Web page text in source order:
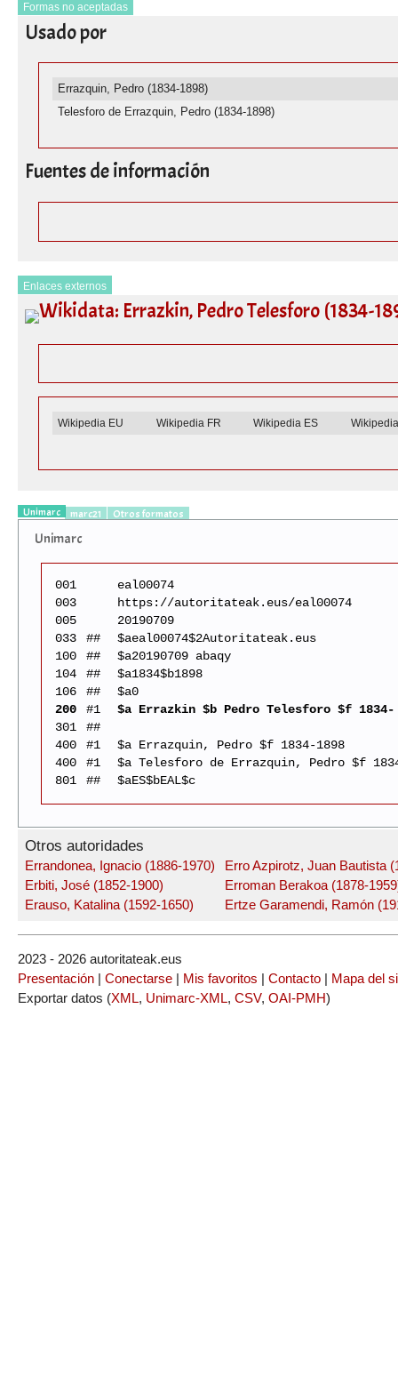
Formas no aceptadas
Usado por
Errazquin, Pedro (1834-1898)
Telesforo de Errazquin, Pedro (1834-1898)
Fuentes de información
Enlaces externos
Wikidata: Errazkin, Pedro Telesforo (1834-
Wikipedia EU Wikipedia FR Wikipedia ES
Unimarc marc21 Otros formatos
Unimarc
001
eal00074
003
https://autoritateak.eus/eal00074
005
20190709
033
##
$aeal00074$2Autoritateak.eus
100
##
$a20190709 abaqy
104
##
$a1834$b1898
106
##
$a0
200
#1
$a Errazkin $b Pedro Telesforo $f 1834-
301
##
400
#1
$a Errazquin, Pedro $f 1834-1898
400
#1
$a Telesforo de Errazquin, Pedro $f
801
## $aES$bEAL$c
Otros autoridades
Errandonea, Ignacio (1886-1970)
Erbiti, José (1852-1900)
Erauso, Katalina (1592-1650)
Erro Azpirotz, Juan Bautista
Erroman Berakoa (1878-
Ertze Garamendi, Ramón
2023 - 2026 autoritateak.eus
Presentación | Conectarse | Mis favoritos | Contacto | Mapa del
Exportar datos (XML, Unimarc-XML, CSV, OAI-PMH)